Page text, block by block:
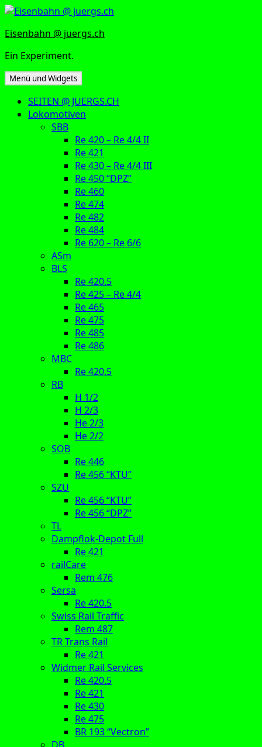
Zum
springen
Eisenbahn @ juergs.ch
Ein Experiment.
Menü und Widgets
SEITEN @ JUERGS.CH
Lokomotiven
SBB
Re 420 – Re 4/4 II
Re 421
Re 430 – Re 4/4 III
Re 450 “DPZ”
Re 460
Re 474
Re 482
Re 484
Re 620 – Re 6/6
ASm
BLS
Re 420.5
Re 425 – Re 4/4
Re 465
Re 475
Re 485
Re 486
MBC
Re 420.5
RB
H 1/2
H 2/3
He 2/3
He 2/2
SOB
Re 446
Re 456 “KTU”
SZU
Re 456 “KTU”
Re 456 “DPZ”
TL
Dampflok-Depot Full
Re 421
railCare
Rem 476
Sersa
Re 420.5
Swiss Rail Traffic
Rem 487
TR Trans Rail
Re 421
Widmer Rail Services
Re 420.5
Re 421
Re 430
Re 475
BR 193 “Vectron”